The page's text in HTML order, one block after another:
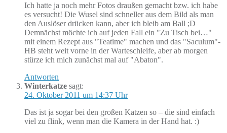
Ich hatte ja noch mehr Fotos draußen gemacht bzw. ich habe
es versucht! Die Wusel sind schneller aus dem Bild als man
den Auslöser drücken kann, aber ich bleib am Ball ;D
Demnächst möchte ich auf jeden Fall ein "Zu Tisch bei…"
mit einem Rezept aus "Teatime" machen und das "Saculum"-
HB steht weit vorne in der Warteschleife, aber ab morgen
stürze ich mich zunächst mal auf "Abaton".
Antworten
Winterkatze sagt:
24. Oktober 2011 um 14:37 Uhr
Das ist ja sogar bei den großen Katzen so – die sind einfach
viel zu flink, wenn man die Kamera in der Hand hat. :)